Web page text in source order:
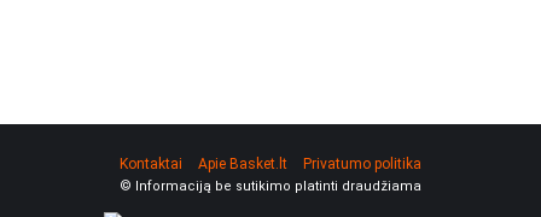
Kontaktai Apie Basket.lt Privatumo politika
© Informaciją be sutikimo platinti draudžiama